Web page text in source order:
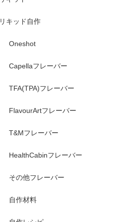
リキッド自作
Oneshot
Capellaフレーバー
TFA(TPA)フレーバー
FlavourArtフレーバー
T&Mフレーバー
HealthCabinフレーバー
その他フレーバー
自作材料